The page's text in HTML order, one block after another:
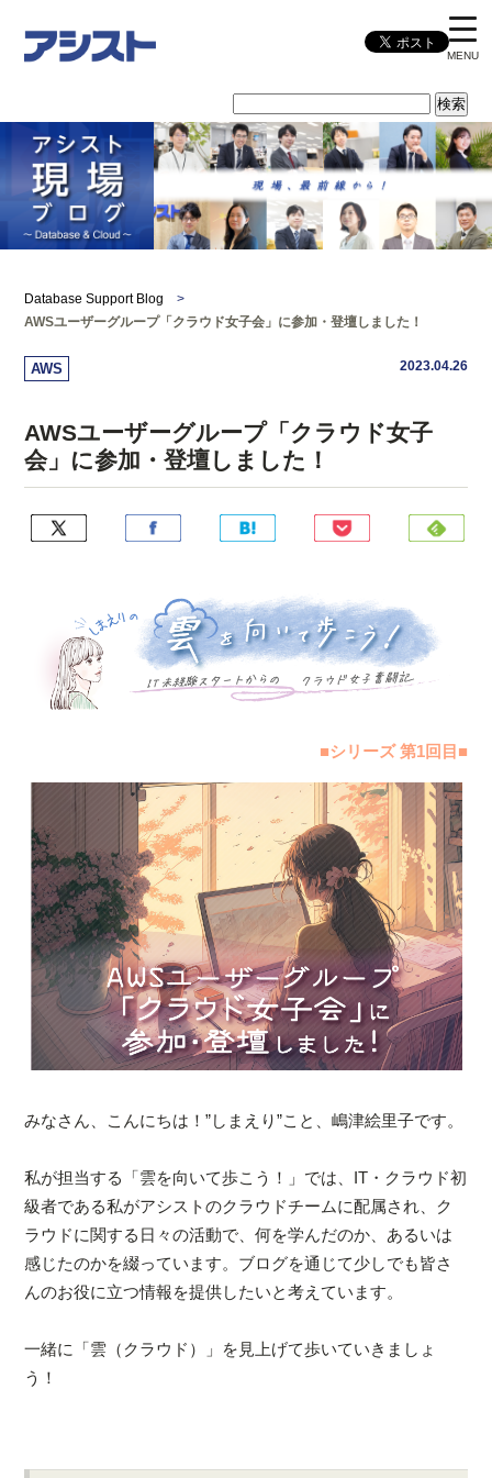
MENU
Database Support Blog
>
AWSユーザーグループ「クラウド女子会」に参加・登壇しました！
AWS 2023.04.26
AWSユーザーグループ「クラウド女子
会」に参加・登壇しました！
■シリーズ 第1回目■
みなさん、こんにちは！”しまえり”こと、嶋津絵里子です。
私が担当する「雲を向いて歩こう！」では、IT・クラウド初
級者である私がアシストのクラウドチームに配属され、ク
ラウドに関する日々の活動で、何を学んだのか、あるいは
感じたのかを綴っています。ブログを通じて少しでも皆さ
んのお役に立つ情報を提供したいと考えています。
一緒に「雲（クラウド）」を見上げて歩いていきましょ
う！